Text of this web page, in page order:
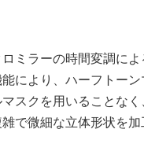
ロミラーの時間変調に
により、ハーフトー
スクを用いることなく
雑で微細な立体形状を